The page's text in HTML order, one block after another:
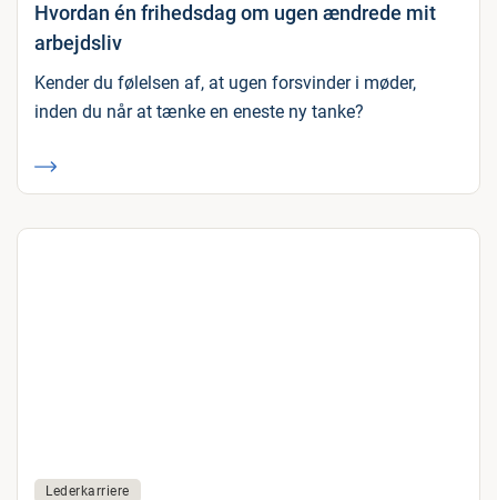
Hvordan én frihedsdag om ugen ændrede mit
arbejdsliv
Kender du følelsen af, at ugen forsvinder i møder,
inden du når at tænke en eneste ny tanke?
Lederkarriere